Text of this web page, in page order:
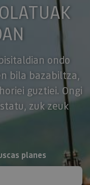
ondo
bila bazabiltza,
guztiei. Ongi
zuk zeuk
planes